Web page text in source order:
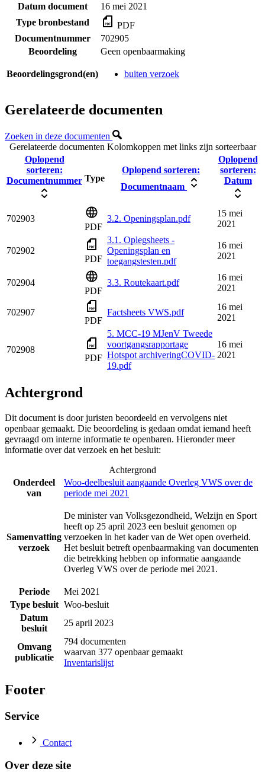
Datum document
16 mei 2021
Type bronbestand
PDF
Documentnummer
702905
Beoordeling
Geen openbaarmaking
Beoordelingsgrond(en) buiten verzoek
Gerelateerde documenten
Zoeken in deze documenten
Gerelateerde documenten Kolomkoppen met links zijn sorteerbaar
Oplopend
sorteren:
Documentnummer Type
Oplopend sorteren:
Documentnaam
Oplopend
sorteren:
Datum
702903
PDF
3.2. Openingsplan.pdf
15 mei
2021
702902
PDF
3.1. Oplegsheets -
Openingsplan en
toegangstesten.pdf
16 mei
2021
702904
PDF
3.3. Routekaart.pdf
16 mei
2021
702907
PDF
Factsheets VWS.pdf
16 mei
2021
702908
PDF
5. MCC-19 MJenV Tweede
voortgangsrapportage
Hotspot archiveringCOVID-
19.pdf
16 mei
2021
Achtergrond
Dit document is door juristen beoordeeld en vervolgens niet
openbaar gemaakt. Die beoordeling is gedaan omdat iemand heeft
gevraagd om interne informatie te openbaren. Hieronder meer
informatie over dat verzoek en het besluit:
Achtergrond
Onderdeel
van
Woo-deelbesluit aangaande Overleg VWS over de
periode mei 2021
Samenvatting
verzoek
De minister van Volksgezondheid, Welzijn en Sport
heeft op 25 april 2023 een besluit genomen op
verzoeken in het kader van de Wet open overheid.
Het besluit betreft openbaarmaking van documenten
die betrekking hebben op informatie aangaande
Overleg VWS over de periode mei 2021.
Periode
Mei 2021
Type besluit Woo-besluit
Datum
besluit
25 april 2023
Omvang
publicatie
794 documenten
waarvan 377 openbaar gemaakt
Inventarislijst
Footer
Service
Contact
Over deze site